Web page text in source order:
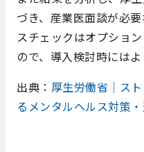
づき、産業医面談が必
スチェックはオプショ
ので、導入検討時にはよ
出典： 厚生労働省｜ス
るメンタルヘルス対策